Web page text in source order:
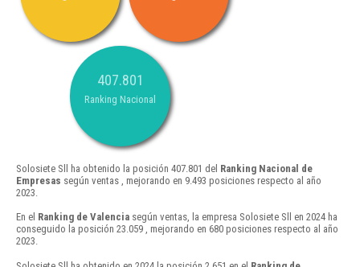
407.801
Ranking Nacional
Solosiete Sll ha obtenido la posición 407.801 del Ranking Nacional de
Empresas según ventas , mejorando en 9.493 posiciones respecto al año
2023.
En el Ranking de Valencia según ventas, la empresa Solosiete Sll en 2024 ha
conseguido la posición 23.059 , mejorando en 680 posiciones respecto al año
2023.